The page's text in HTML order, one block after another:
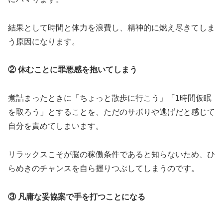
結果として時間と体力を浪費し、精神的に燃え尽きてしま
う原因になります。
② 休むことに罪悪感を抱いてしまう
煮詰まったときに「ちょっと散歩に行こう」「1時間仮眠
を取ろう」とすることを、ただのサボりや逃げだと感じて
自分を責めてしまいます。
リラックスこそが脳の稼働条件であると知らないため、ひ
らめきのチャンスを自ら握りつぶしてしまうのです。
③ 凡庸な妥協案で手を打つことになる